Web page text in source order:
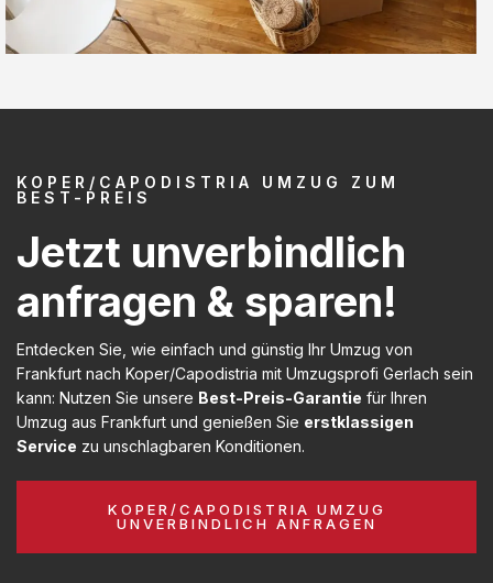
KOPER/CAPODISTRIA UMZUG ZUM
BEST-PREIS
Jetzt unverbindlich
anfragen & sparen!
Entdecken Sie, wie einfach und günstig Ihr Umzug von
Frankfurt nach Koper/Capodistria mit Umzugsprofi Gerlach sein
kann: Nutzen Sie unsere Best-Preis-Garantie für Ihren
Umzug aus Frankfurt und genießen Sie erstklassigen
Service zu unschlagbaren Konditionen.
KOPER/CAPODISTRIA UMZUG
UNVERBINDLICH ANFRAGEN